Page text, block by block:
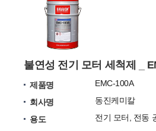
불연성 전기 모터 세척제 _
제품명
EMC-100A
회사명
동진케미칼
용도
전기 모터, 전동